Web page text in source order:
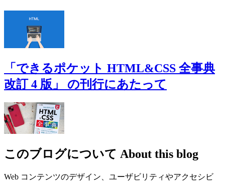
「できるポケット HTML&CSS 全事典
改訂 4 版」 の刊行にあたって
このブログについて About this blog
Web コンテンツのデザイン、ユーザビリティやアクセシビ